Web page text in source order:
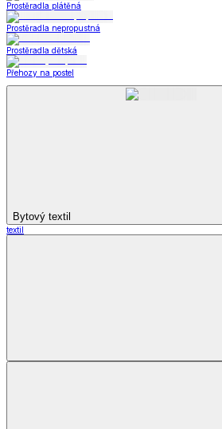
Prostěradla plátěná
Prostěradla nepropustná
Prostěradla dětská
Přehozy na postel
Bytový textil
textil